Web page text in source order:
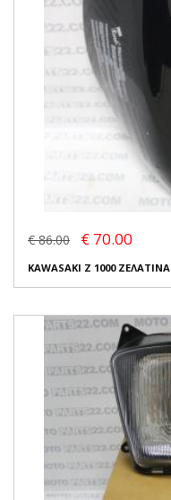
€ 86.00 € 70.00
KAWASAKI Z 1000